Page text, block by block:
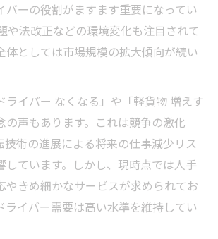
バーの役割がますます重要になってい
や法改正などの環境変化も注目されて
体としては市場規模の拡大傾向が続い
ライバー なくなる」や「軽貨物 増えす
の声もあります。これは競争の激化
技術の進展による将来の仕事減少リス
しています。しかし、現時点では人手
やきめ細かなサービスが求められてお
ライバー需要は高い水準を維持してい